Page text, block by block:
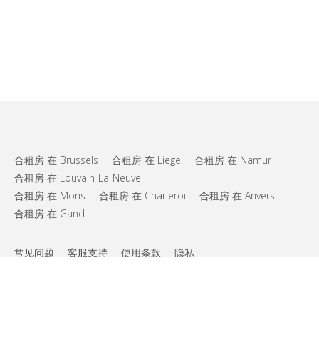
合租房 在 Brussels 合租房 在 Liege
合租房 在 Namur
合租房 在 Louvain-La-Neuve
合租房 在 Mons
合租房 在 Charleroi
合租房 在 Anvers
合租房 在 Gand
常见问题 客服支持 使用条款 隐私